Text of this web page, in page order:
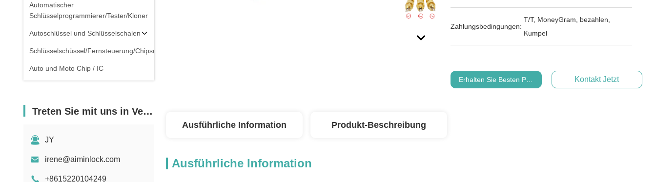
Automatischer
Schlüsselprogrammierer/Tester/Kloner
Autoschlüssel und Schlüsselschalen
Schlüsselschüssel/Fernsteuerung/Chipschlüssel
Auto und Moto Chip / IC
Treten Sie mit uns in Verbindung
JY
irene@aiminlock.com
+8615220104249
Zahlungsbedingungen:
T/T, MoneyGram, bezahlen,
Kumpel
Erhalten Sie Besten Preis Kontakt Jetzt
Ausführliche Information Produkt-Beschreibung
Ausführliche Information